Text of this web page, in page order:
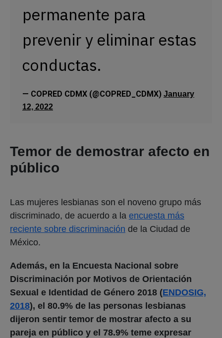
permanente para
prevenir y eliminar estas
conductas.
— COPRED CDMX (@COPRED_CDMX) January
12, 2022
Temor de demostrar afecto en
público
Las mujeres lesbianas son el noveno grupo más
discriminado, de acuerdo a la encuesta más
reciente sobre discriminación de la Ciudad de
México.
Además, en la Encuesta Nacional sobre
Discriminación por Motivos de Orientación
Sexual e Identidad de Género 2018 (ENDOSIG,
2018), el 80.9% de las personas lesbianas
dijeron sentir temor de mostrar afecto a su
pareja en público y el 78.9% teme expresar